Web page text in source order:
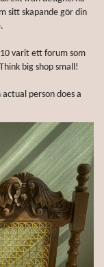
sitt skapande gör din
varit ett forum som
big shop small!
person does a